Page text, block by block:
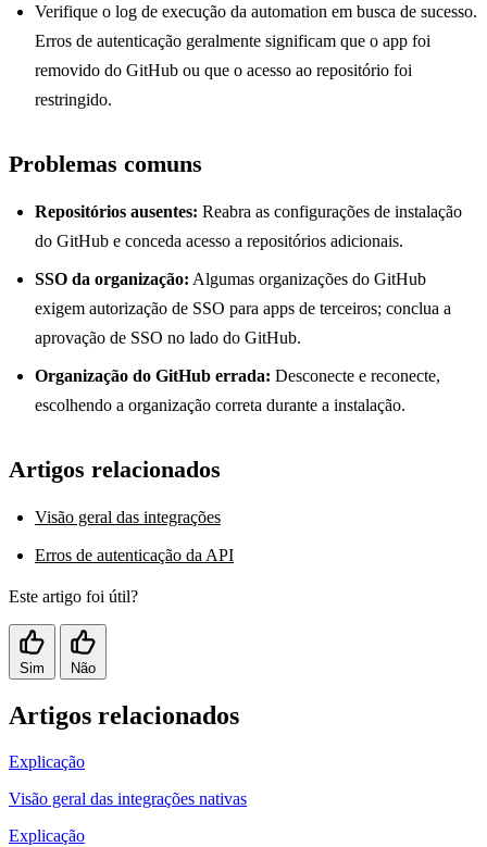
Verifique o log de execução da automation em busca de sucesso.
Erros de autenticação geralmente significam que o app foi
removido do GitHub ou que o acesso ao repositório foi
restringido.
Problemas comuns
Repositórios ausentes: Reabra as configurações de instalação
do GitHub e conceda acesso a repositórios adicionais.
SSO da organização: Algumas organizações do GitHub
exigem autorização de SSO para apps de terceiros; conclua a
aprovação de SSO no lado do GitHub.
Organização do GitHub errada: Desconecte e reconecte,
escolhendo a organização correta durante a instalação.
Artigos relacionados
Visão geral das integrações
Erros de autenticação da API
Este artigo foi útil?
Sim Não
Artigos relacionados
Explicação
Visão geral das integrações nativas
Explicação